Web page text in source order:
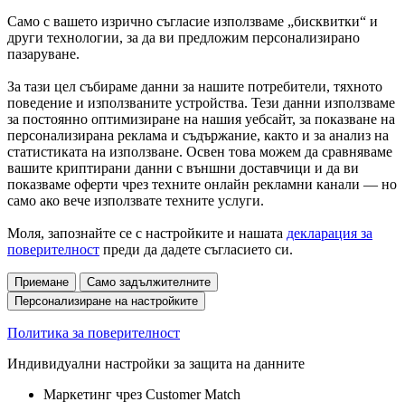
Само с вашето изрично съгласие използваме „бисквитки“ и
други технологии, за да ви предложим персонализирано
пазаруване.
За тази цел събираме данни за нашите потребители, тяхното
поведение и използваните устройства. Тези данни използваме
за постоянно оптимизиране на нашия уебсайт, за показване на
персонализирана реклама и съдържание, както и за анализ на
статистиката на използване. Освен това можем да сравняваме
вашите криптирани данни с външни доставчици и да ви
показваме оферти чрез техните онлайн рекламни канали — но
само ако вече използвате техните услуги.
Моля, запознайте се с настройките и нашата декларация за
поверителност преди да дадете съгласието си.
Приемане
Само задължителните
Персонализиране на настройките
Политика за поверителност
Индивидуални настройки за защита на данните
Маркетинг чрез Customer Match